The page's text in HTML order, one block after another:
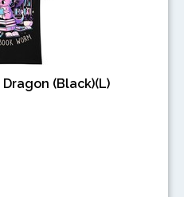
Dragon (Black)(L)